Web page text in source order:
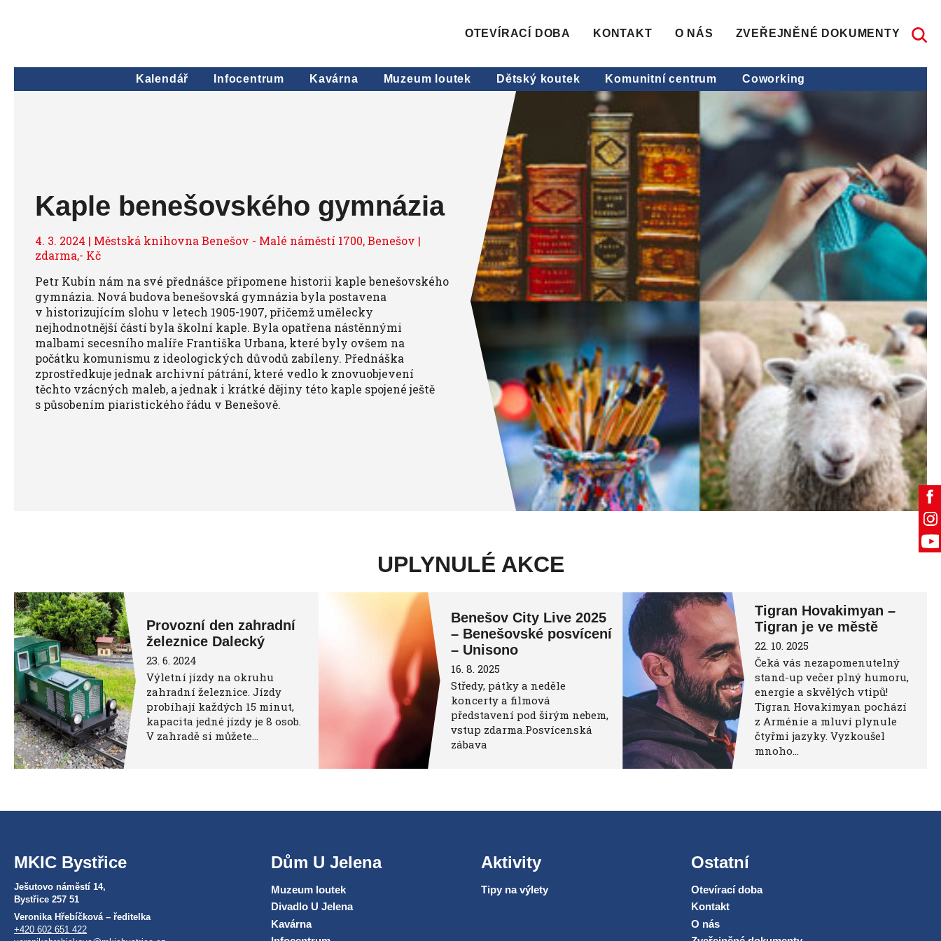
OTEVÍRACÍ DOBA KONTAKT O NÁS ZVEŘEJNĚNÉ DOKUMENTY
Kalendář Infocentrum Kavárna Muzeum loutek Dětský koutek Komunitní centrum Coworking
Kaple benešovského gymnázia
4. 3. 2024 | Městská knihovna Benešov - Malé náměstí 1700, Benešov |
zdarma,- Kč
Petr Kubín nám na své přednášce připomene historii kaple benešovského
gymnázia. Nová budova benešovská gymnázia byla postavena
v historizujícím slohu v letech 1905-1907, přičemž umělecky
nejhodnotnější částí byla školní kaple. Byla opatřena nástěnnými
malbami secesního malíře Františka Urbana, které byly ovšem na
počátku komunismu z ideologických důvodů zabíleny. Přednáška
zprostředkuje jednak archivní pátrání, které vedlo k znovuobjevení
těchto vzácných maleb, a jednak i krátké dějiny této kaple spojené ještě
s působením piaristického řádu v Benešově.
UPLYNULÉ AKCE
Provozní den zahradní
železnice Dalecký
23. 6. 2024
Výletní jízdy na okruhu
zahradní železnice. Jízdy
probíhají každých 15 minut,
kapacita jedné jízdy je 8 osob.
V zahradě si můžete…
Benešov City Live 2025
– Benešovské posvícení
– Unisono
16. 8. 2025
Středy, pátky a neděle
koncerty a filmová
představení pod širým nebem,
vstup zdarma.Posvícenská
zábava
Tigran Hovakimyan –
Tigran je ve městě
22. 10. 2025
Čeká vás nezapomenutelný
stand-up večer plný humoru,
energie a skvělých vtipů!
Tigran Hovakimyan pochází
z Arménie a mluví plynule
čtyřmi jazyky. Vyzkoušel
mnoho…
MKIC Bystřice
Ješutovo náměstí 14,
Bystřice 257 51
Veronika Hřebíčková – ředitelka
+420 602 651 422
Dům U Jelena
Muzeum loutek
Divadlo U Jelena
Kavárna
Aktivity
Tipy na výlety
Ostatní
Otevírací doba
Kontakt
O nás